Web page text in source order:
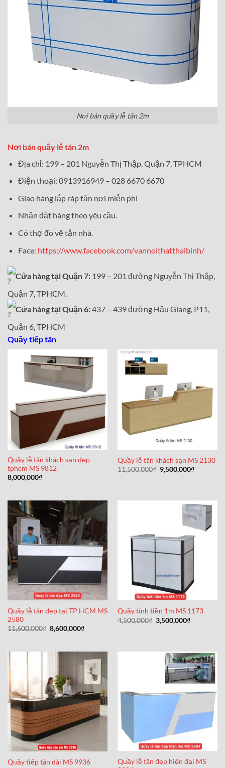
Nơi bán quầy lễ tân 2m
Nơi bán quầy lễ tân 2m
Địa chỉ: 199 – 201 Nguyễn Thị Thập, Quận 7, TPHCM
Điện thoại: 0913916949 – 028 6670 6670
Giao hàng lắp ráp tận nơi miễn phí
Nhận đặt hàng theo yêu cầu.
Có thợ đo vẽ tận nhà.
Face: https://www.facebook.com/vannoithatthaibinh/
Cửa hàng tại Quận 7: 199 – 201 đường Nguyễn Thị Thập,
Quận 7, TPHCM.
Cửa hàng tại Quận 6:437 – 439 đường Hậu Giang, P11,
Quận 6, TPHCM
Quầy tiếp tân
Quầy lễ tân khách sạn đẹp
tphcm MS 9812
8,000,000₫
Quầy lễ tân khách sạn MS 2130
11,500,000₫ Giá
gốc
9,500,000₫Giá
Quầy lễ tân đẹp tại TP HCM MS
2580
11,600,000₫ Giá
gốc
8,600,000₫Giá
8,600,000₫.
Quầy tính tiền 1m MS 1173
4,500,000₫ Giá
gốc
3,500,000₫Giá
Quầy tiếp tân dài MS 9936
Quầy lễ tân đẹp hiện đại MS